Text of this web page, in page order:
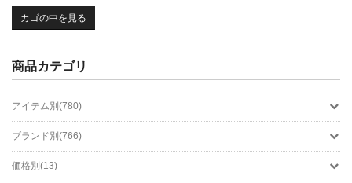
カゴの中を見る
商品カテゴリ
アイテム別(780)
ブランド別(766)
価格別(13)